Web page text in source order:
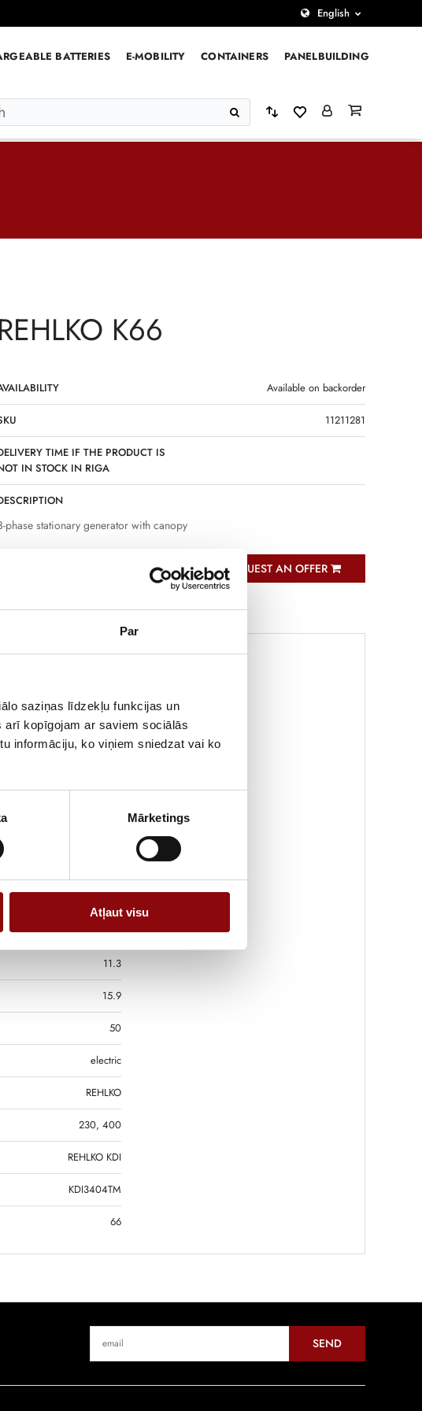
Par
saziņas līdzekļu funkcijas un
arī kopīgojam ar saviem sociālās
informāciju, ko viņiem sniedzat vai ko
Mārketings
Atļaut visu
English
BATTERIES E-MOBILITY CONTAINERS PANELBUILDING
REHLKO K66
Available on backorder
11211281
TIME IF THE PRODUCT IS
IN STOCK IN RIGA
phase stationary generator with canopy
REQUEST AN OFFER
210x93.8x128.5 cm
53
8
11.3
15.9
50
electric
REHLKO
230, 400
REHLKO KDI
KDI3404TM
66
SEND